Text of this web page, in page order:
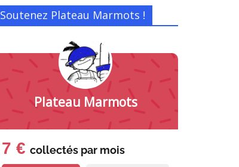
Soutenez Plateau Marmots !
Plateau Marmots
7 € collectés par mois